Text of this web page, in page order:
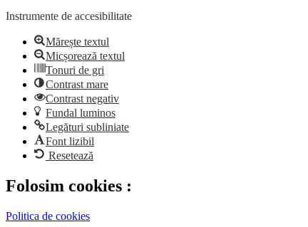
Instrumente de accesibilitate
Mărește textul
Micșorează textul
Tonuri de gri
Contrast mare
Contrast negativ
Fundal luminos
Legături subliniate
Font lizibil
Resetează
Folosim cookies :
Politica de cookies